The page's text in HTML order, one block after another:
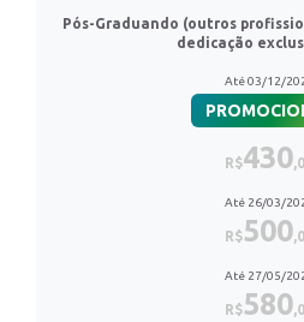
Pós-Graduando (outros
dedicação
Até 03/12/
R$430
Até 26/03/
R$500
Até 27/05/
R$580